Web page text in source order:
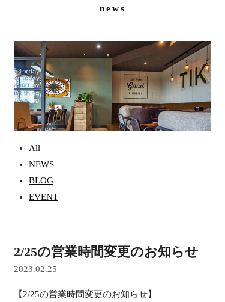
news
All
NEWS
BLOG
EVENT
2/25の営業時間変更のお知らせ
2023.02.25
【2/25の営業時間変更のお知らせ】